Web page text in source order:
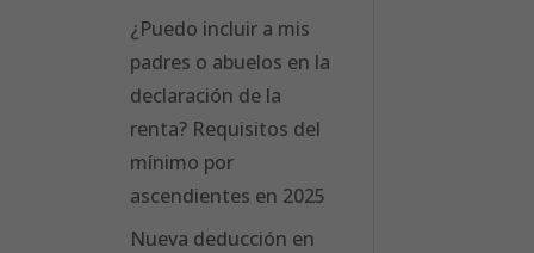
¿Puedo incluir a mis
padres o abuelos en la
declaración de la
renta? Requisitos del
mínimo por
ascendientes en 2025
Nueva deducción en